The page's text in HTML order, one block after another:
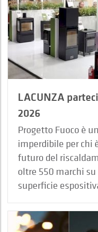
LACUNZA
2026
Progetto Fuoco è
imperdibile per chi
futuro del
oltre 550 marchi
superficie